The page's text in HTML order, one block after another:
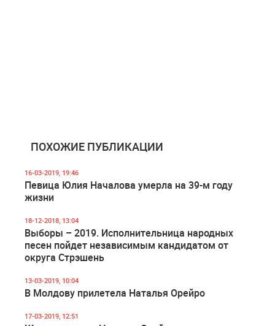
ПОХОЖИЕ ПУБЛИКАЦИИ
16-03-2019, 19:46
Певица Юлия Началова умерла на 39-м году
жизни
18-12-2018, 13:04
Выборы – 2019. Исполнительница народных
песен пойдет независимым кандидатом от
округа Стрэшень
13-03-2019, 10:04
В Молдову прилетела Наталья Орейро
17-03-2019, 12:51